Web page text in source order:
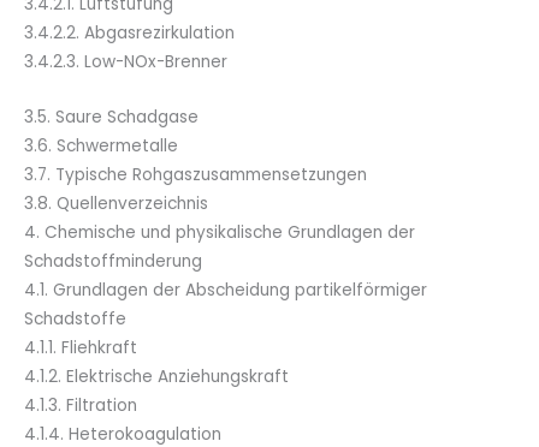
3.4.2.2. Abgasrezirkulation
3.4.2.3. Low-NOx-Brenner
3.5. Saure Schadgase
3.6. Schwermetalle
3.7. Typische Rohgaszusammensetzungen
3.8. Quellenverzeichnis
4. Chemische und physikalische Grundlagen der
Schadstoffminderung
4.1. Grundlagen der Abscheidung partikelförmiger
Schadstoffe
4.1.1. Fliehkraft
4.1.2. Elektrische Anziehungskraft
4.1.3. Filtration
4.1.4. Heterokoagulation